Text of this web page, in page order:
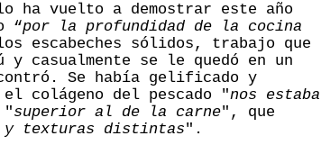
ha vuelto a demostrar este año
“por la profundidad de la cocina
escabeches sólidos, trabajo que
casualmente se le quedó en un
Se había gelificado y
colágeno del pescado "nos estaba
"superior al de la carne", que
y texturas distintas".